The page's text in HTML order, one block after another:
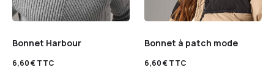
Bonnet Harbour
6,60€TTC
Bonnet à patch mode
6,60€TTC